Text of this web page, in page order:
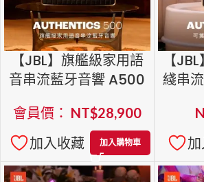
【JBL】旗艦級家用語
音串流藍牙音響 A500
會員價： NT$28,900
加入收藏
加入購物車
【
綫串